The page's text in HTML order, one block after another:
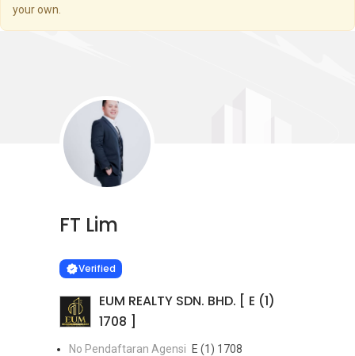
your own.
FT Lim
VERIFIED
Verified
EUM REALTY SDN. BHD. [ E (1)
1708 ]
No Pendaftaran Agensi E (1) 1708
Learn more